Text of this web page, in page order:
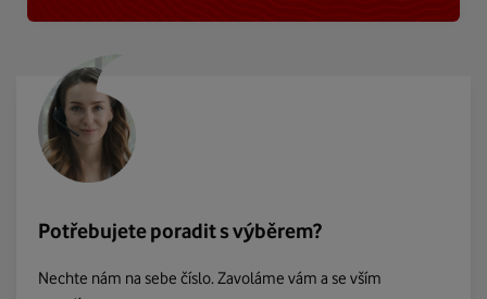
Potřebujete poradit s výběrem?
Nechte nám na sebe číslo. Zavoláme vám a se vším